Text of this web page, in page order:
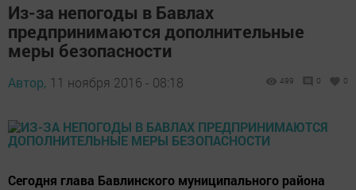
Из-за непогоды в Бавлах
предпринимаются дополнительные
меры безопасности
Автор, 11 ноября 2016 - 08:18 499 0 0
Сегодня глава Бавлинского муниципального района